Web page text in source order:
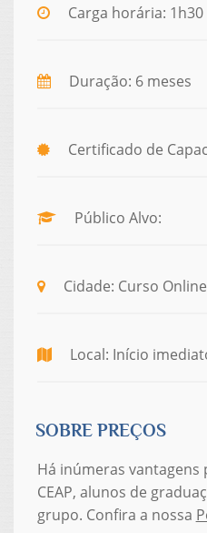
Carga horária: 1h30
Duração: 6 meses
Certificado de
Público Alvo:
Cidade: Curso Online
Local: Início
SOBRE PREÇOS
Há inúmeras vantagens
CEAP, alunos de
grupo. Confira a nossa